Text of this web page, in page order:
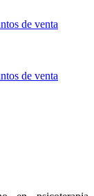
de venta
de venta